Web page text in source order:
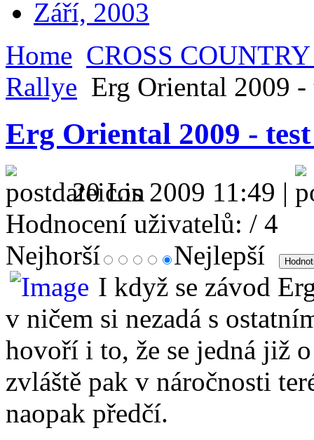
Září, 2003
Home CROSS
Rallye Erg Oriental 2009 -
Erg Oriental 2009 -
20 Lis 2009 11:49 |
Hodnocení uživatelů: / 4
Nejhorší
Nejlepší
I když se závod
v ničem si nezadá s
hovoří i to, že se jedná již
zvláště pak v náročnosti
naopak předčí.